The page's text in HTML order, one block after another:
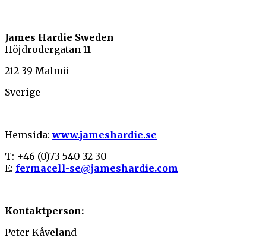
James Hardie Sweden
Höjdrodergatan 11
212 39 Malmö
Sverige
Hemsida:www.jameshardie.se
T: +46 (0)73 540 32 30
E: fermacell-se@jameshardie.com
Kontaktperson:
Peter Kåveland